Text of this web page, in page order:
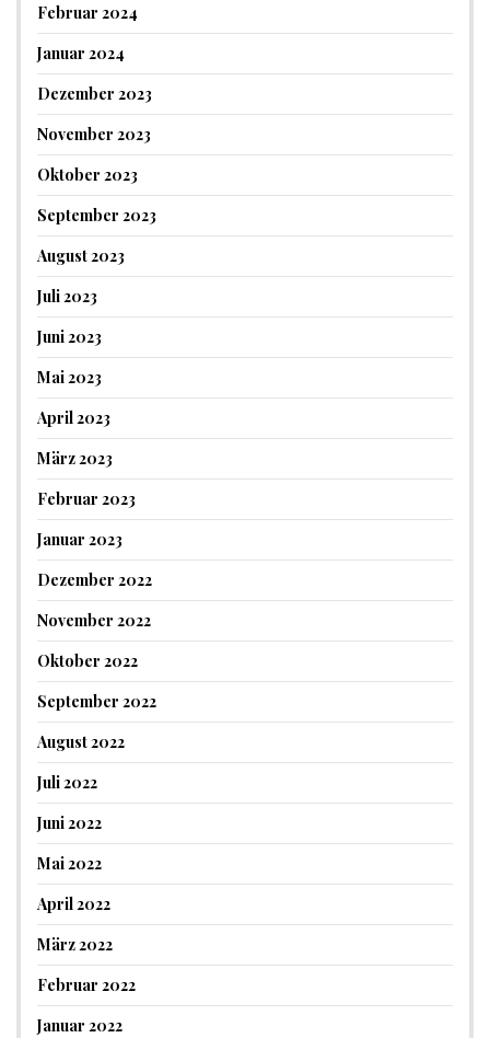
Februar 2024
Januar 2024
Dezember 2023
November 2023
Oktober 2023
September 2023
August 2023
Juli 2023
Juni 2023
Mai 2023
April 2023
März 2023
Februar 2023
Januar 2023
Dezember 2022
November 2022
Oktober 2022
September 2022
August 2022
Juli 2022
Juni 2022
Mai 2022
April 2022
März 2022
Februar 2022
Januar 2022